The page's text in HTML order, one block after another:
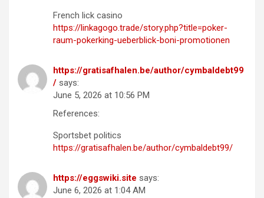
French lick casino
https://linkagogo.trade/story.php?title=poker-
raum-pokerking-ueberblick-boni-promotionen
https://gratisafhalen.be/author/cymbaldebt99
/ says:
June 5, 2026 at 10:56 PM
References:
Sportsbet politics
https://gratisafhalen.be/author/cymbaldebt99/
https://eggswiki.site says:
June 6, 2026 at 1:04 AM